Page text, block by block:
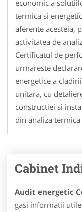
economic a
termica si
aferente acesteia,
activitatea de
Certificatul de
urmareste
energetice a
unitara, cu
constructiei si
din analiza
Cabinet
Audit energetic
gasi informatii